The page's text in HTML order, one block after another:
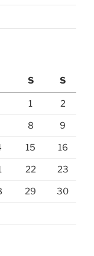
S S
1 2
8 9
15 16
22 23
29 30